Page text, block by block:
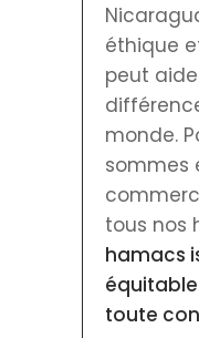
éthique
peut
monde.
sommes
tous nos
hamacs
toute